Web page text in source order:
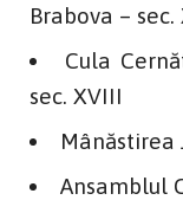
Brabova – sec.
Cula
sec. XVIII
Mânăstirea
Ansamblul